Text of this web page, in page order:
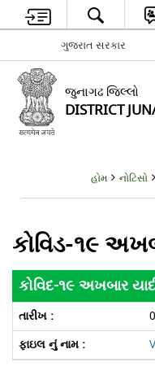
ગુજરાત સરકાર
જુનાગઢ જિલ્લો
DISTRICT
હોમ નોટિસો
કોવિડ-૧૯
કોવિદ-૧૯ અખબાર